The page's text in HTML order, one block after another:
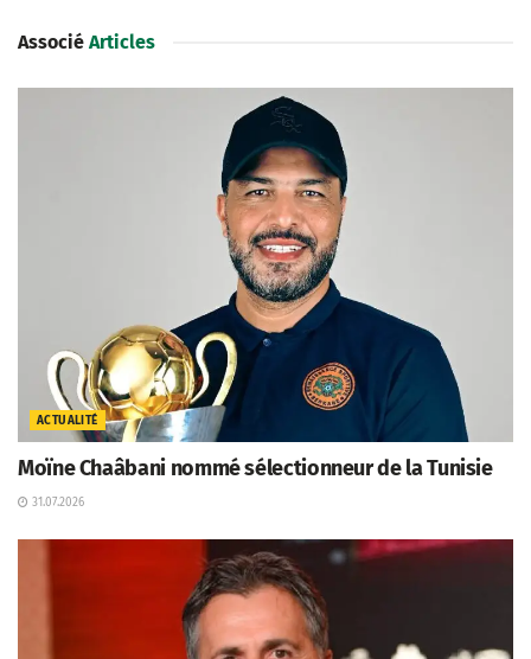
Associé Articles
ACTUALITÉ
Moïne Chaâbani nommé sélectionneur de la Tunisie
31.07.2026